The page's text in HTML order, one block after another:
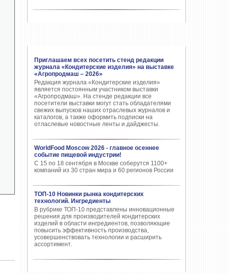
Приглашаем всех посетить стенд редакции
журнала «Кондитерские изделия» на выставке
«Агропродмаш – 2026»
Редакция журнала «Кондитерские изделия»
является постоянным участником выставки
«Агропродмаш». На стенде редакции все
посетители выставки могут стать обладателями
свежих выпусков наших отраслевых журналов и
каталогов, а также оформить подписки на
отласлевые новостные ленты и дайджесты.
WorldFood Moscow 2026 - главное осеннее
событие пищевой индустрии!
С 15 по 18 сентября в Москве соберутся 1100+
компаний из 30 стран мира и 60 регионов России
ТОП-10 Новинки рынка кондитерских
технологий. Ингредиенты
В рубрике ТОП-10 представлены инновационные
решения для производителей кондитерских
изделий в области ингредиентов, позволяющие
повысить эффективность производства,
усовершенствовать технологии и расширить
ассортимент.